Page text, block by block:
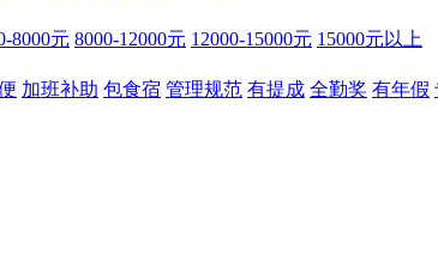
8000元 8000-12000元 12000-15000元 15000元以上
加班补助 包食宿 管理规范 有提成 全勤奖 有年假